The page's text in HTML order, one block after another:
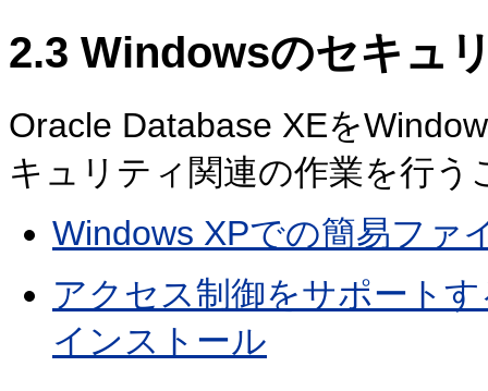
2.3 Windowsのセキュ
Oracle Database XEを
キュリティ関連の作業を行
Windows XPでの簡易ファ
アクセス制御をサポート
インストール